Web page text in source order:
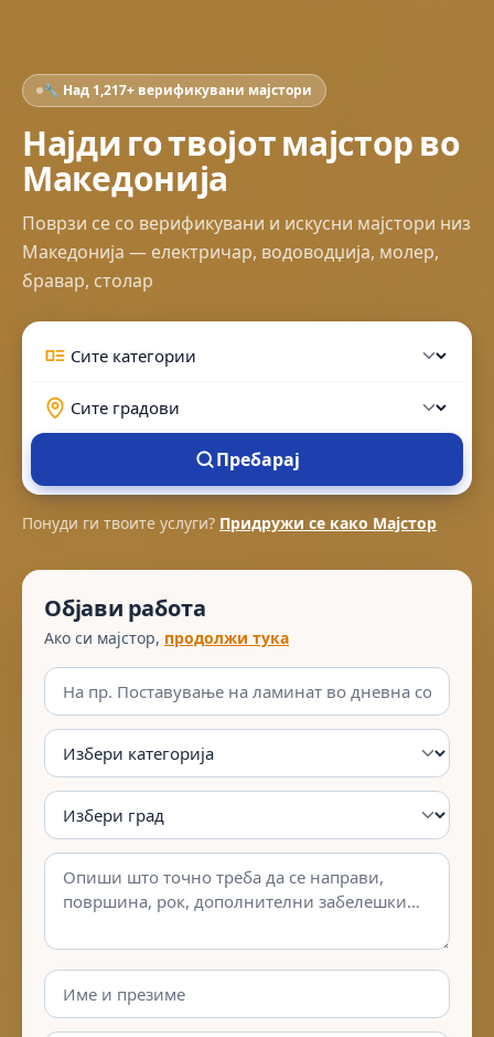
🔧 Над 1,217+ верификувани мајстори
Најди го твојот мајстор во
Македонија
Поврзи се со верификувани и искусни мајстори низ
Македонија — електричар, водоводџија, молер,
бравар, столар
Пребарај
Понуди ги твоите услуги? Придружи се како Мајстор
Објави работа
Ако си мајстор, продолжи тука